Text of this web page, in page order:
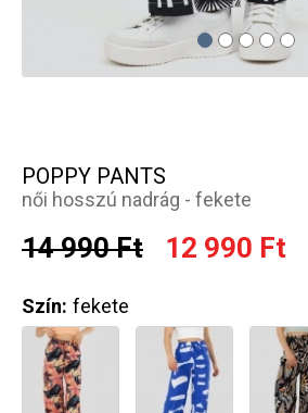
POPPY PANTS
női hosszú nadrág - fekete
14 990 Ft 12 990 Ft
Szín: fekete